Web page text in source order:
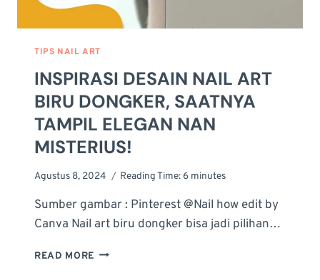
TIPS NAIL ART
INSPIRASI DESAIN NAIL ART
BIRU DONGKER, SAATNYA
TAMPIL ELEGAN NAN
MISTERIUS!
Agustus 8, 2024 Reading Time: 6 minutes
Sumber gambar : Pinterest @Nail how edit by
Canva Nail art biru dongker bisa jadi pilihan…
READ MORE INSPIRASI